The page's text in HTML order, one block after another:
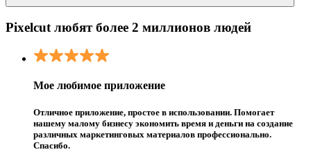
Pixelcut любят более 2 миллионов людей
Мое любимое приложение
Отличное приложение, простое в использовании. Помогает
нашему малому бизнесу экономить время и деньги на создание
различных маркетинговых материалов профессионально.
Спасибо.